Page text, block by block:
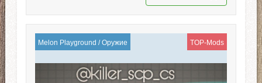
Melon Playground /Оружие TOP-Mods